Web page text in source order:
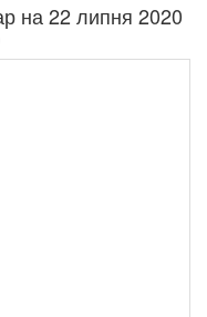
на 22 липня 2020